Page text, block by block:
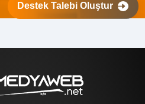
Destek Talebi Oluştur